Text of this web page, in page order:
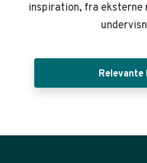
inspiration, fra
Relevante